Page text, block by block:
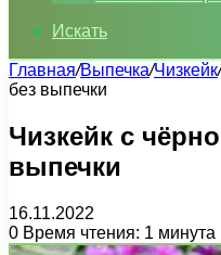
Искать
Главная/Выпечка/Чизкейк/
без выпечки
Чизкейк с
выпечки
16.11.2022
0 Время чтения: 1 минута